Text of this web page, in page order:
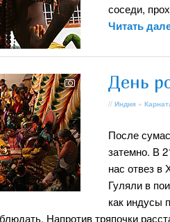
соседи,
Читать
День
// Индия »
После
затемно. В
нас отвез в
Гуляли в
как индусы
Напротив тряпочки